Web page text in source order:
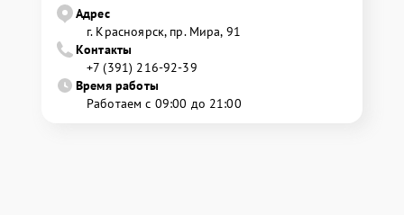
Адрес
г. Красноярск, ​пр. Мира, 91
Контакты
+7 (391) 216-92-39
Время работы
Работаем с 09:00 до 21:00